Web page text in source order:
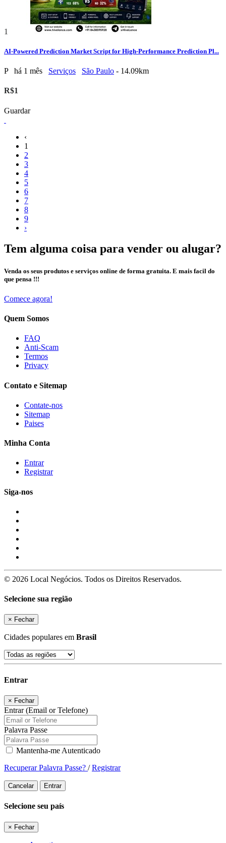
1
AI-Powered Prediction Market Script for High-Performance Prediction Pl...
P há 1 mês Serviços São Paulo - 14.09km
R$1
Guardar
‹
1
2
3
4
5
6
7
8
9
›
Tem alguma coisa para vender ou alugar?
Venda os seus produtos e serviços online de forma gratuita. E mais facil do
que pensa !!!
Comece agora!
Quem Somos
FAQ
Anti-Scam
Termos
Privacy
Contato e Sitemap
Contate-nos
Sitemap
Paises
Minha Conta
Entrar
Registrar
Siga-nos
© 2026 Local Negócios. Todos os Direitos Reservados.
Selecione sua região
× Fechar
Cidades populares em Brasil
Entrar
× Fechar
Entrar (Email or Telefone)
Palavra Passe
Mantenha-me Autenticado
Recuperar Palavra Passe? /Registrar
Cancelar Entrar
Selecione seu país
× Fechar